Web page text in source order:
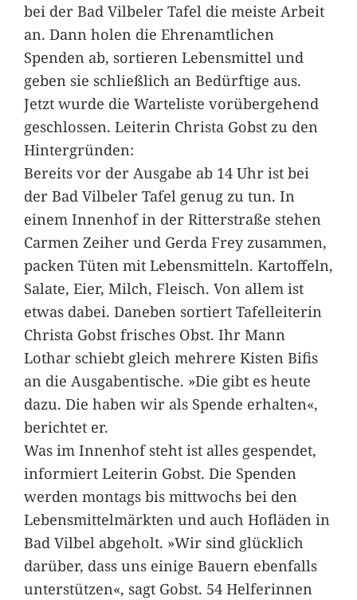
bei der Bad Vilbeler Tafel die meiste Arbeit
an. Dann holen die Ehrenamtlichen
Spenden ab, sortieren Lebensmittel und
geben sie schließlich an Bedürftige aus.
Jetzt wurde die Warteliste vorübergehend
geschlossen. Leiterin Christa Gobst zu den
Hintergründen:
Bereits vor der Ausgabe ab 14 Uhr ist bei
der Bad Vilbeler Tafel genug zu tun. In
einem Innenhof in der Ritterstraße stehen
Carmen Zeiher und Gerda Frey zusammen,
packen Tüten mit Lebensmitteln. Kartoffeln,
Salate, Eier, Milch, Fleisch. Von allem ist
etwas dabei. Daneben sortiert Tafelleiterin
Christa Gobst frisches Obst. Ihr Mann
Lothar schiebt gleich mehrere Kisten Bifis
an die Ausgabentische. »Die gibt es heute
dazu. Die haben wir als Spende erhalten«,
berichtet er.
Was im Innenhof steht ist alles gespendet,
informiert Leiterin Gobst. Die Spenden
werden montags bis mittwochs bei den
Lebensmittelmärkten und auch Hofläden in
Bad Vilbel abgeholt. »Wir sind glücklich
darüber, dass uns einige Bauern ebenfalls
unterstützen«, sagt Gobst. 54 Helferinnen